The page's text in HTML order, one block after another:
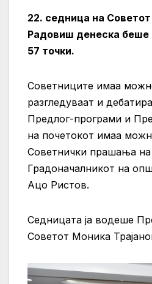
22. седница на
Радовиш денеска беше
57 точки.
Советниците имаа
разгледуваат и
Предлог-програми и
на почетокот имаа
Советнички прашања на
Градоначалникот на
Ацо Ристов.
Седницата ја водеше
Советот Моника